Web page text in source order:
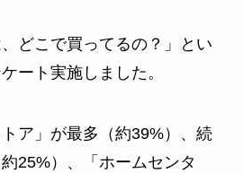
、どこで買ってるの？」とい
ート実施しました。
ア」が最多（約39%）、続
25%）、「ホームセンタ